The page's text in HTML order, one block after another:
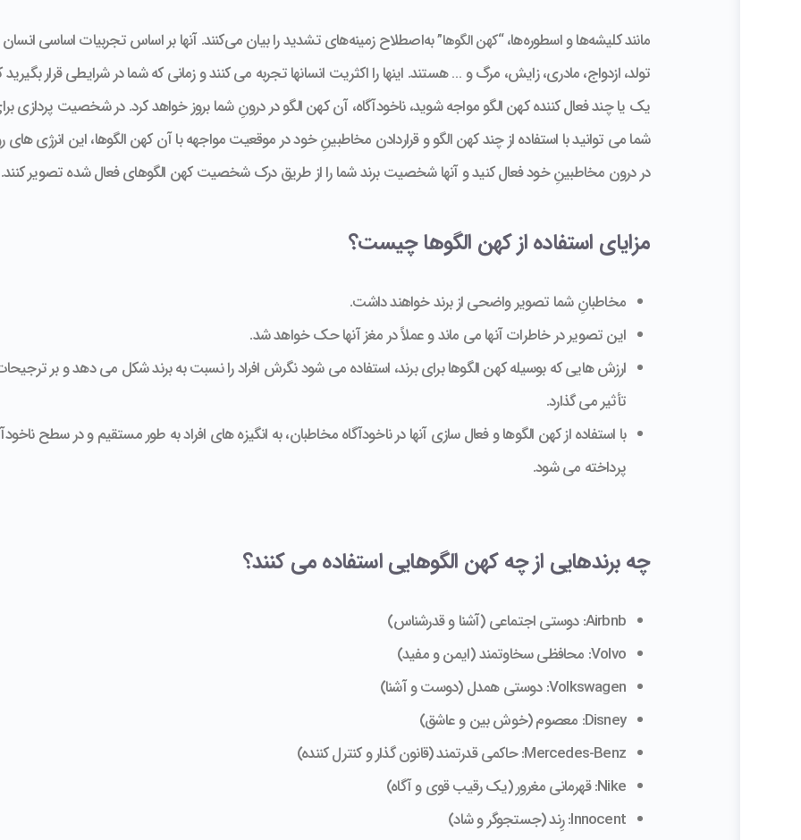
مانند کلیشه‌ها و اسطوره‌ها، “کهن الگوها”به‌اصطلاح زمینه‌های تشدید را بیان می‌کنند. آنها بر اساس تجربیات اساسی انسان
تولد، ازدواج، مادری، زایش، مرگ و … هستند. اینها را اکثریت انسانها تجربه می کنند و زمانی که شما در شرایطی قرار بگیرید
یک یا چند فعال کننده کهن الگو مواجه شوید، ناخودآگاه، آن کهن الگو در درونِ شما بروز خواهد کرد. در شخصیت پردازی
شما می توانید با استفاده از چند کهن الگو و قراردادن مخاطبینِ خود در موقعیت مواجهه با آن کهن الگوها، این انرژی های
در درون مخاطبینِ خود فعال کنید و آنها شخصیت برند شما را از طریق درک شخصیت کهن الگوهای فعال شده تصویر کنند.
مزایای استفاده از کهن الگوها چیست؟
مخاطبانِ شما تصویر واضحی از برند خواهند داشت.
این تصویر در خاطرات آنها می ماند و عملاً در مغز آنها حک خواهد شد.
ارزش هایی که بوسیله کهن الگوها برای برند، استفاده می شود نگرش افراد را نسبت به برند شکل می دهد و بر
تأثیر می گذارد.
با استفاده از کهن الگوها و فعال سازی آنها در ناخودآگاه مخاطبان، به انگیزه های افراد به طور مستقیم و در سطح
پرداخته می شود.
چه برندهایی از چه کهن الگوهایی استفاده می کنند؟
Airbnb: دوستی اجتماعی (آشنا و قدرشناس)
Volvo: محافظی سخاوتمند (ایمن و مفید)
Volkswagen: دوستی همدل (دوست و آشنا)
Disney: معصوم (خوش بین و عاشق)
Mercedes-Benz: حاکمی قدرتمند (قانون گذار و کنترل کننده)
Nike: قهرمانی مغرور (یک رقیب قوی و آگاه)
Innocent: رِند (جستجوگر و شاد)